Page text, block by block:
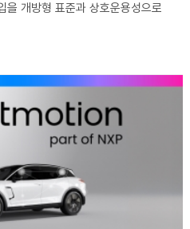
개방형 표준과 상호운용성으로